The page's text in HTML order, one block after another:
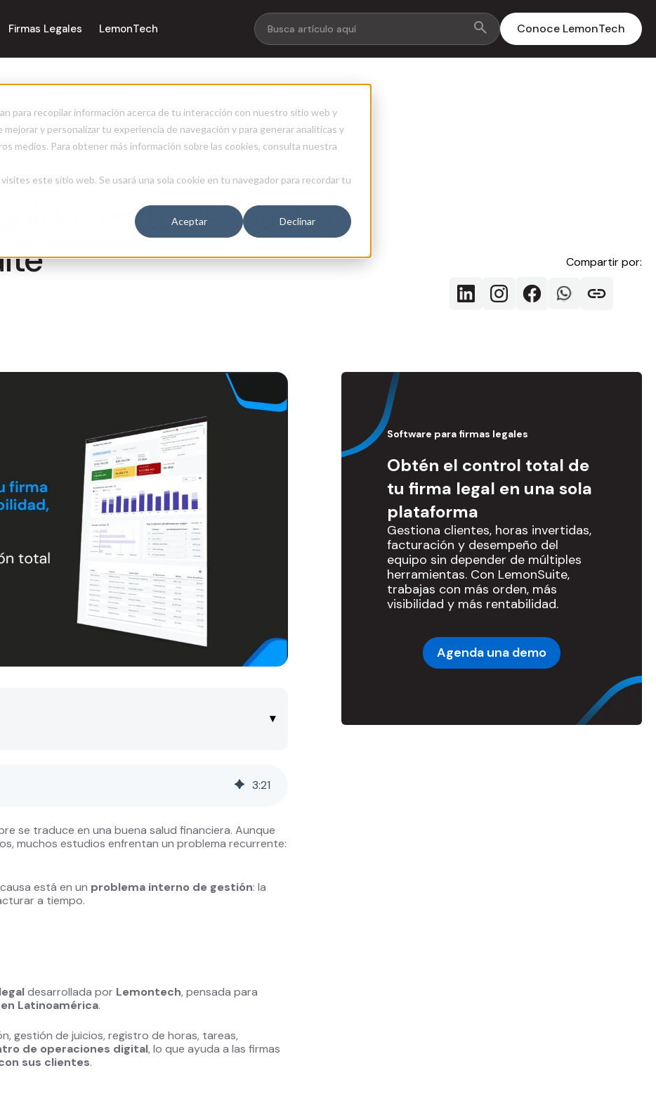
para recopilar información acerca de tu interacción con nuestro sitio web y
y personalizar tu experiencia de navegación y para generar analíticas y
medios. Para obtener más información sobre las cookies, consulta nuestra
este sitio web. Se usará una sola cookie en tu navegador para recordar tu
Aceptar Declinar
Firmas Legales LemonTech Conoce LemonTech
en tu despacho
Compartir por:
▾
3:21
se traduce en una buena salud financiera. Aunque
muchos estudios enfrentan un problema recurrente:
está en un problema interno de gestión: la
a tiempo.
desarrollada por Lemontech, pensada para
Latinoamérica.
gestión de juicios, registro de horas, tareas,
de operaciones digital, lo que ayuda a las firmas
sus clientes.
Software para firmas legales
Obtén el control total de
tu firma legal en una sola
plataforma
Gestiona clientes, horas invertidas,
facturación y desempeño del
equipo sin depender de múltiples
herramientas. Con LemonSuite,
trabajas con más orden, más
visibilidad y más rentabilidad.
Agenda una demo